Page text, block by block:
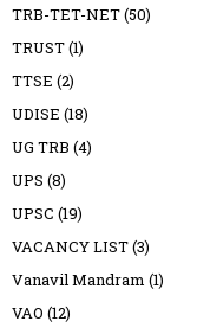
TRB-TET-NET(50)
TRUST(1)
TTSE (2)
UDISE (18)
UG TRB (4)
UPS (8)
UPSC (19)
VACANCY LIST(3)
Vanavil Mandram (1)
VAO (12)